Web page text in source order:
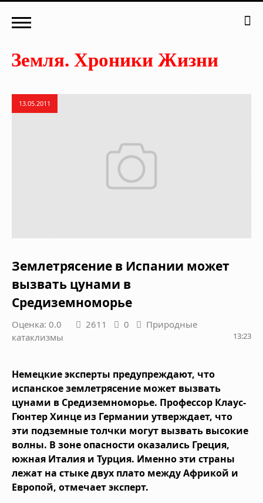
13.05.2011
Землетрясение в Испании может
вызвать цунами в
Средиземноморье
Оценка: 0.0 2611 0
Природные
катаклизмы
13:23
Немецкие эксперты предупреждают, что
испанское землетрясение может вызвать
цунами в Средиземноморье. Профессор Клаус-
Гюнтер Хинце из Германии утверждает, что
эти подземные толчки могут вызвать высокие
волны. В зоне опасности оказались Греция,
южная Италия и Турция. Именно эти страны
лежат на стыке двух плато между Африкой и
Европой, отмечает эксперт.